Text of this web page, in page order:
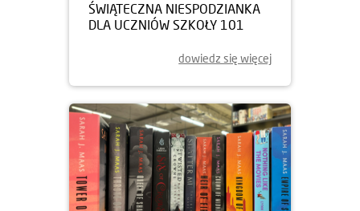
ŚWIĄTECZNA NIESPODZIANKA
DLA UCZNIÓW SZKOŁY 101
dowiedz się więcej